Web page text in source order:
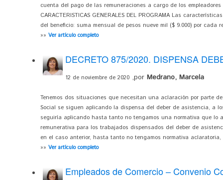
cuenta del pago de las remuneraciones a cargo de los
CARACTERISTICAS GENERALES DEL PROGRAMA Las
del beneficio: suma mensual de pesos nueve mil ($ 9.000) por cada
»» Ver artículo completo
DECRETO 875/2020. DISPENSA
12 de noviembre de 2020 ,por Medrano, Marcela
Tenemos dos situaciones que necesitan una aclaración por parte
Social se siguen aplicando la dispensa del deber de asistencia, a
seguiría aplicando hasta tanto no tengamos una normativa que lo
remunerativa para los trabajados dispensados del deber de
en el caso anterior, hasta tanto no tengamos normativa aclaratoria,
»» Ver artículo completo
Empleados de Comercio – Convenio